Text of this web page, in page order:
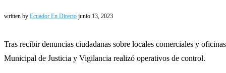
written by Ecuador En Directo junio 13, 2023
Tras recibir denuncias ciudadanas sobre locales comerciales y
Municipal de Justicia y Vigilancia realizó operativos de control.